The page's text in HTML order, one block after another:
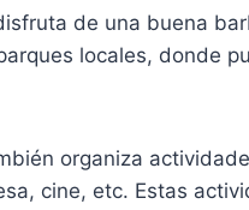
de una buena
locales, donde
organiza
cine, etc. Estas